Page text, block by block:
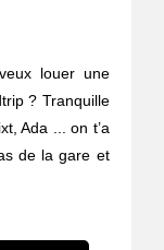
louer une
? Tranquille
Ada ... on t’a
de la gare et